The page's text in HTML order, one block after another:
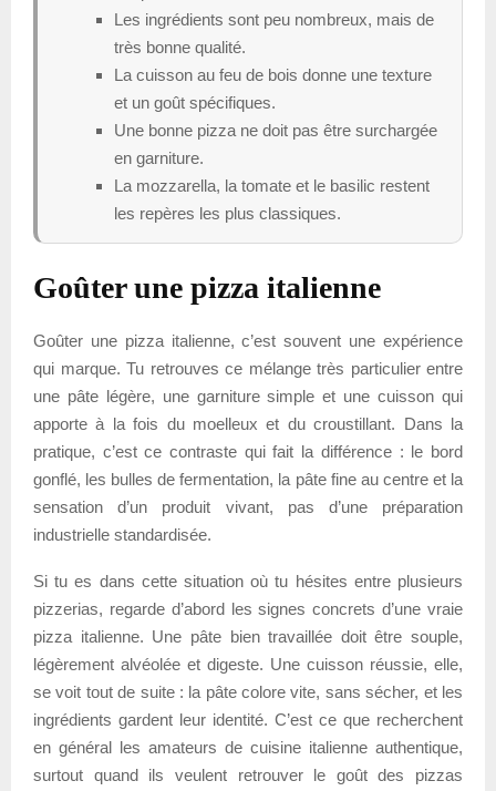
Les ingrédients sont peu nombreux, mais de
très bonne qualité.
La cuisson au feu de bois donne une texture
et un goût spécifiques.
Une bonne pizza ne doit pas être surchargée
en garniture.
La mozzarella, la tomate et le basilic restent
les repères les plus classiques.
Goûter une pizza italienne
Goûter une pizza italienne, c’est souvent une expérience
qui marque. Tu retrouves ce mélange très particulier entre
une pâte légère, une garniture simple et une cuisson qui
apporte à la fois du moelleux et du croustillant. Dans la
pratique, c’est ce contraste qui fait la différence : le bord
gonflé, les bulles de fermentation, la pâte fine au centre et la
sensation d’un produit vivant, pas d’une préparation
industrielle standardisée.
Si tu es dans cette situation où tu hésites entre plusieurs
pizzerias, regarde d’abord les signes concrets d’une vraie
pizza italienne. Une pâte bien travaillée doit être souple,
légèrement alvéolée et digeste. Une cuisson réussie, elle,
se voit tout de suite : la pâte colore vite, sans sécher, et les
ingrédients gardent leur identité. C’est ce que recherchent
en général les amateurs de cuisine italienne authentique,
surtout quand ils veulent retrouver le goût des pizzas